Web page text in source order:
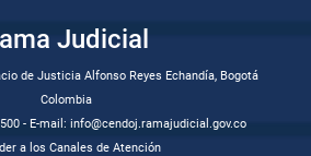
Judicial
de Justicia Alfonso Reyes Echandía, Bogotá
Colombia
- E-mail: info@cendoj.ramajudicial.gov.co
a los Canales de Atención